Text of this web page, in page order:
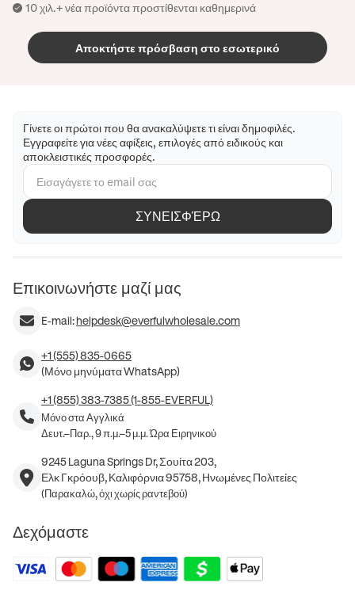
10 χιλ.+ νέα προϊόντα προστίθενται καθημερινά
Αποκτήστε πρόσβαση στο εσωτερικό
Γίνετε οι πρώτοι που θα ανακαλύψετε τι είναι δημοφιλές.
Εγγραφείτε για νέες αφίξεις, επιλογές από ειδικούς και
αποκλειστικές προσφορές.
ΣΥΝΕΙΣΦΈΡΩ
Επικοινωνήστε μαζί μας
E-mail:helpdesk@everfulwholesale.com
+1 (555) 835-0665
(Μόνο μηνύματα WhatsApp)
+1 (855) 383-7385 (1-855-EVERFUL)
Μόνο στα Αγγλικά
Δευτ.–Παρ., 9 π.μ.–5 μ.μ. Ώρα Ειρηνικού
9245 Laguna Springs Dr, Σουίτα 203,
Ελκ Γκρόουβ, Καλιφόρνια 95758, Ηνωμένες Πολιτείες
(Παρακαλώ, όχι χωρίς ραντεβού)
Δεχόμαστε